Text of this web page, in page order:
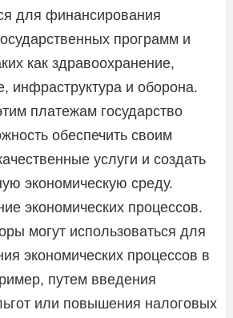
для финансирования
программ и
как здравоохранение,
инфраструктура и оборона.
платежам государство
обеспечить своим
услуги и создать
экономическую среду.
экономических процессов.
могут использоваться для
экономических процессов в
путем введения
или повышения налоговых